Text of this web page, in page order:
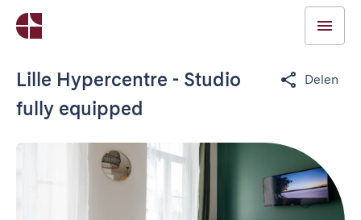
Lille Hypercentre - Studio
fully equipped
Delen